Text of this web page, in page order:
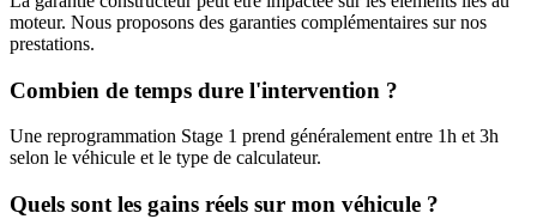
moteur. Nous proposons des garanties complémentaires sur nos
prestations.
Combien de temps dure l'intervention ?
Une reprogrammation Stage 1 prend généralement entre 1h et 3h
selon le véhicule et le type de calculateur.
Quels sont les gains réels sur mon véhicule ?